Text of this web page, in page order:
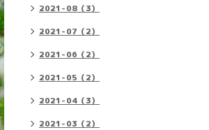
2021-08（3）
2021-07（2）
2021-06（2）
2021-05（2）
2021-04（3）
2021-03（2）